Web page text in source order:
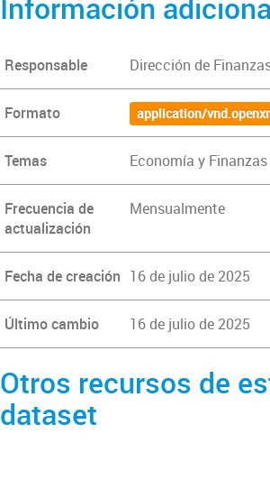
Responsable Dirección de
Formato application/
Temas Economía y Finanzas
Frecuencia de
actualización
Mensualmente
Fecha de creación 16 de julio de 2025
Último cambio 16 de julio de 2025
Otros recursos de
dataset